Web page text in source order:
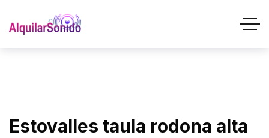
Estovalles taula rodona alta